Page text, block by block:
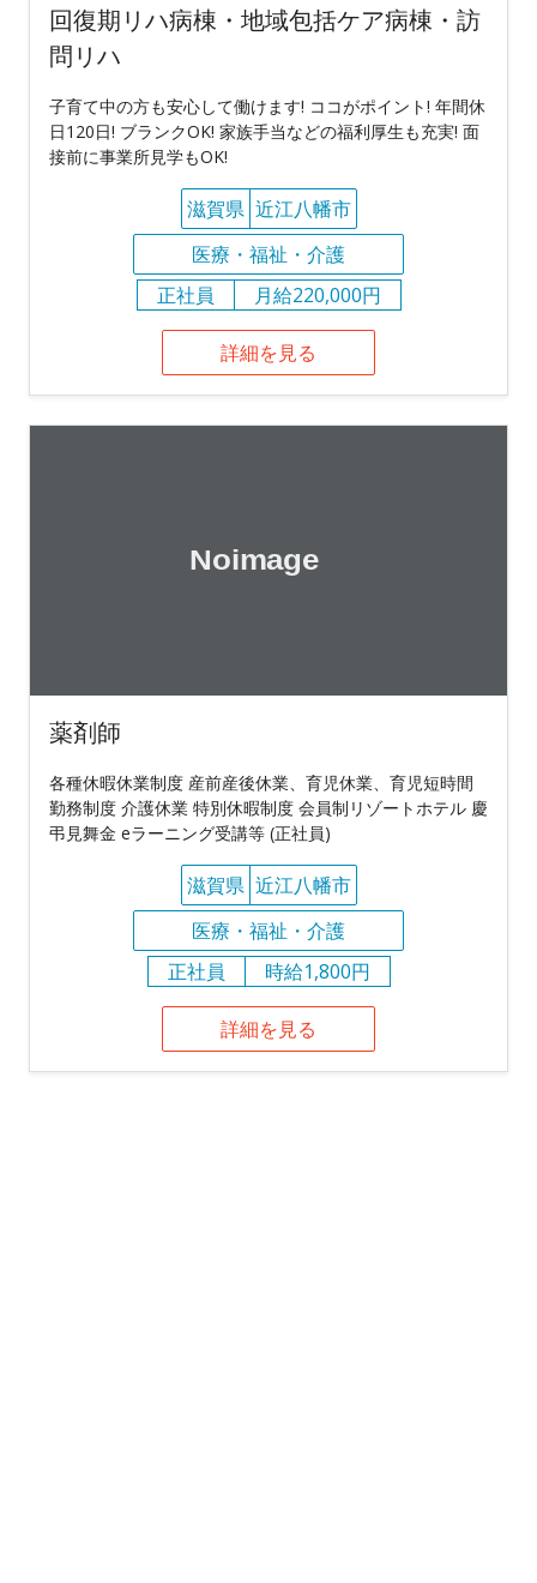
回復期リハ病棟・地域包括ケア病棟・訪
問リハ
子育て中の方も安心して働けます! ココがポイント! 年間休
日120日! ブランクOK! 家族手当などの福利厚生も充実! 面
接前に事業所見学もOK!
滋賀県 近江八幡市
医療・福祉・介護
正社員
月給220,000円
詳細を見る
薬剤師
各種休暇休業制度 産前産後休業、育児休業、育児短時間
勤務制度 介護休業 特別休暇制度 会員制リゾートホテル 慶
弔見舞金 eラーニング受講等 (正社員)
滋賀県 近江八幡市
医療・福祉・介護
正社員
時給1,800円
詳細を見る